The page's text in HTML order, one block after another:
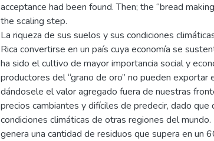
acceptance had been found. Then; the “bread
the scaling step.
La riqueza de sus suelos y sus condiciones
Rica convertirse en un país cuya economía se
ha sido el cultivo de mayor importancia social y
productores del “grano de oro” no pueden exportar
dándo­sele el valor agregado fuera de nuestras
precios cambiantes y difíciles de predecir, dado que
condiciones climáticas de otras regiones del
genera una cantidad de resi­duos que supera en un